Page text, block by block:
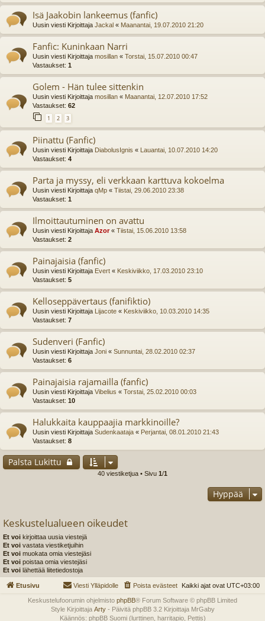
Isä Jaakobin lankeemus (fanfic)
Uusin viesti Kirjoittaja Jackal « Maanantai, 19.07.2010 21:20
Fanfic: Kuninkaan Narri
Uusin viesti Kirjoittaja mosillan « Torstai, 15.07.2010 00:47
Vastaukset: 1
Golem - Hän tulee sittenkin
Uusin viesti Kirjoittaja mosillan « Maanantai, 12.07.2010 17:52
Vastaukset: 62
1 2 3
Piinattu (Fanfic)
Uusin viesti Kirjoittaja DiabolusIgnis « Lauantai, 10.07.2010 14:20
Vastaukset: 4
Parta ja myssy, eli verkkaan karttuva kokoelma
Uusin viesti Kirjoittaja qMp « Tiistai, 29.06.2010 23:38
Vastaukset: 1
Ilmoittautuminen on avattu
Uusin viesti Kirjoittaja Azor« Tiistai, 15.06.2010 13:58
Vastaukset: 2
Painajaisia (fanfic)
Uusin viesti Kirjoittaja Evert « Keskiviikko, 17.03.2010 23:10
Vastaukset: 5
Kelloseppävertaus (fanifiktio)
Uusin viesti Kirjoittaja Lijacote « Keskiviikko, 10.03.2010 14:35
Vastaukset: 7
Sudenveri (Fanfic)
Uusin viesti Kirjoittaja Joni « Sunnuntai, 28.02.2010 02:37
Vastaukset: 6
Painajaisia rajamailla (fanfic)
Uusin viesti Kirjoittaja Vibelius « Torstai, 25.02.2010 00:03
Vastaukset: 10
Halukkaita kauppaajia markkinoille?
Uusin viesti Kirjoittaja Sudenkaataja « Perjantai, 08.01.2010 21:43
Vastaukset: 8
Palsta Lukittu
40 viestiketjua • Sivu 1/1
Hyppää
Keskustelualueen oikeudet
Et voi kirjoittaa uusia viestejä
Et voi vastata viestiketjuihin
Et voi muokata omia viestejäsi
Et voi poistaa omia viestejäsi
Et voi lähettää liitetiedostoja
Etusivu Kaikki ajat ovat UTC+03:00
Poista evästeet
Viesti Ylläpidolle
Keskustelufoorumin ohjelmisto phpBB® Forum Software © phpBB Limited
Style Kirjoittaja Arty- Päivitä phpBB 3.2 Kirjoittaja MrGaby
Käännös: phpBB Suomi (lurttinen, harritapio, Pettis)